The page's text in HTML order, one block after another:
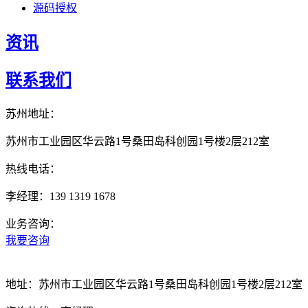
源码授权
资讯
联系我们
苏州地址：
苏州市工业园区华云路1号桑田岛科创园1号楼2层212室
热线电话：
李经理：139 1319 1678
业务咨询：
我要咨询
地址： 苏州市工业园区华云路1号桑田岛科创园1号楼2层212室